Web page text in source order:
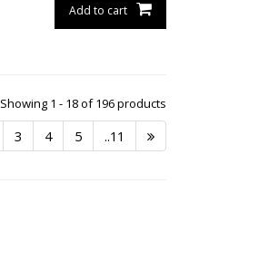
Add to cart
Showing 1 - 18 of 196 products
3 4 5 ..11